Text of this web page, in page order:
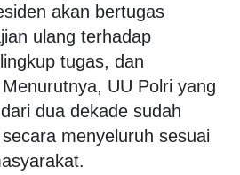
akan bertugas
ulang terhadap
tugas, dan
UU Polri yang
dua dekade sudah
menyeluruh sesuai